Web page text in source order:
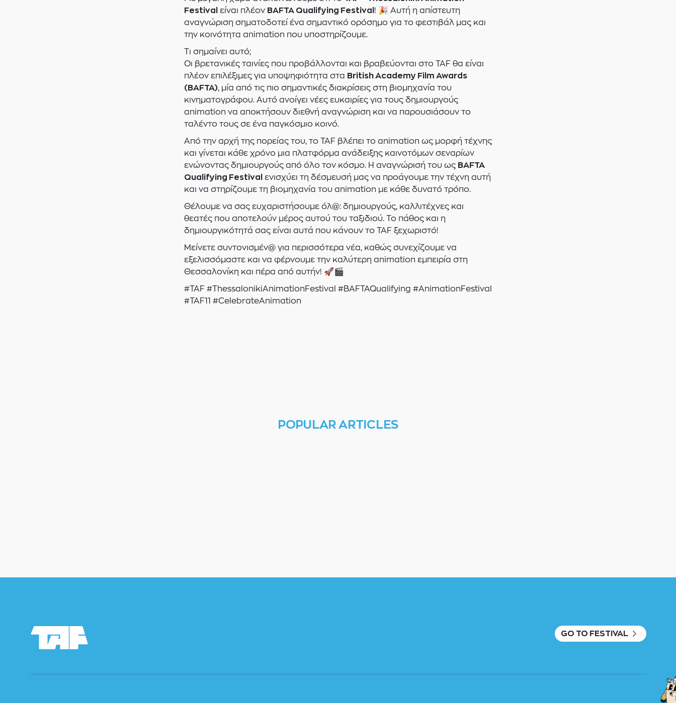
Festival είναι πλέον BAFTA Qualifying Festival ! 🎉 Αυτή η απίστευτη
αναγνώριση σηματοδοτεί ένα σημαντικό ορόσημο για το φεστιβάλ μας και
την κοινότητα animation που υποστηρίζουμε.
Τι σημαίνει αυτό;
Οι βρετανικές ταινίες που προβάλλονται και βραβεύονται στο TAF θα είναι
πλέον επιλέξιμες για υποψηφιότητα στα British Academy Film Awards
(BAFTA), μία από τις πιο σημαντικές διακρίσεις στη βιομηχανία του
κινηματογράφου. Αυτό ανοίγει νέες ευκαιρίες για τους δημιουργούς
animation να αποκτήσουν διεθνή αναγνώριση και να παρουσιάσουν το
ταλέντο τους σε ένα παγκόσμιο κοινό.
Από την αρχή της πορείας του, το TAF βλέπει το animation ως μορφή τέχνης
και γίνεται κάθε χρόνο μια πλατφόρμα ανάδειξης καινοτόμων σεναρίων
ενώνοντας δημιουργούς από όλο τον κόσμο. Η αναγνώρισή του ως BAFTA
Qualifying Festival ενισχύει τη δέσμευσή μας να προάγουμε την τέχνη αυτή
και να στηρίζουμε τη βιομηχανία του animation με κάθε δυνατό τρόπο.
Θέλουμε να σας ευχαριστήσουμε όλ@: δημιουργούς, καλλιτέχνες και
θεατές που αποτελούν μέρος αυτού του ταξιδιού. Το πάθος και η
δημιουργικότητά σας είναι αυτά που κάνουν το TAF ξεχωριστό!
Μείνετε συντονισμέν@ για περισσότερα νέα, καθώς συνεχίζουμε να
εξελισσόμαστε και να φέρνουμε την καλύτερη animation εμπειρία στη
Θεσσαλονίκη και πέρα από αυτήν! 🚀🎬
#TAF #ThessalonikiAnimationFestival #BAFTAQualifying #AnimationFestival
#TAF11 #CelebrateAnimation
POPULAR ARTICLES
GO TO FESTIVAL